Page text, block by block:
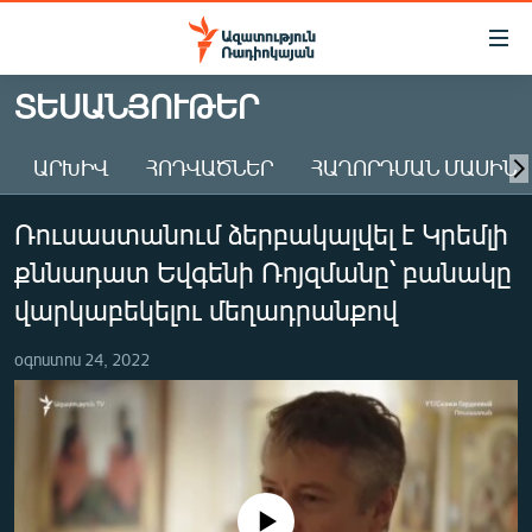
Մատչելիության
Անցնել
հիմնական
Անցնել
հիմնական
մենյուին
Որոնում
ԱԶԱՏՈՒԹՅՈՒՆ TV
ՀԱՅԱՍՏԱՆ
ԸՆՏՐՈՒԹՅՈՒՆՆԵՐ 2026
ԻՐԱՎՈՒՆՔ
ՏՆՏԵՍՈՒԹՅՈՒՆ
ՂԱՐԱԲԱՂ
ՊԱՏԵՐԱԶՄԻ 6 ՇԱԲԱԹՆԵՐԸ
ՏԱՐԱԾԱՇՐՋԱՆ
ՏԵՍԱՆՅՈՒԹԵՐ
ԱՐԽԻՎ ՀՈԴՎԱԾՆԵՐ ՀԱՂՈՐԴՄԱՆ ՄԱՍԻՆ
Ռուսաստանում ձերբակալվել է Կրեմլի
քննադատ Եվգենի Ռոյզմանը՝ բանակը
վարկաբեկելու մեղադրանքով
օգոստոս 24, 2022
No media source currently available